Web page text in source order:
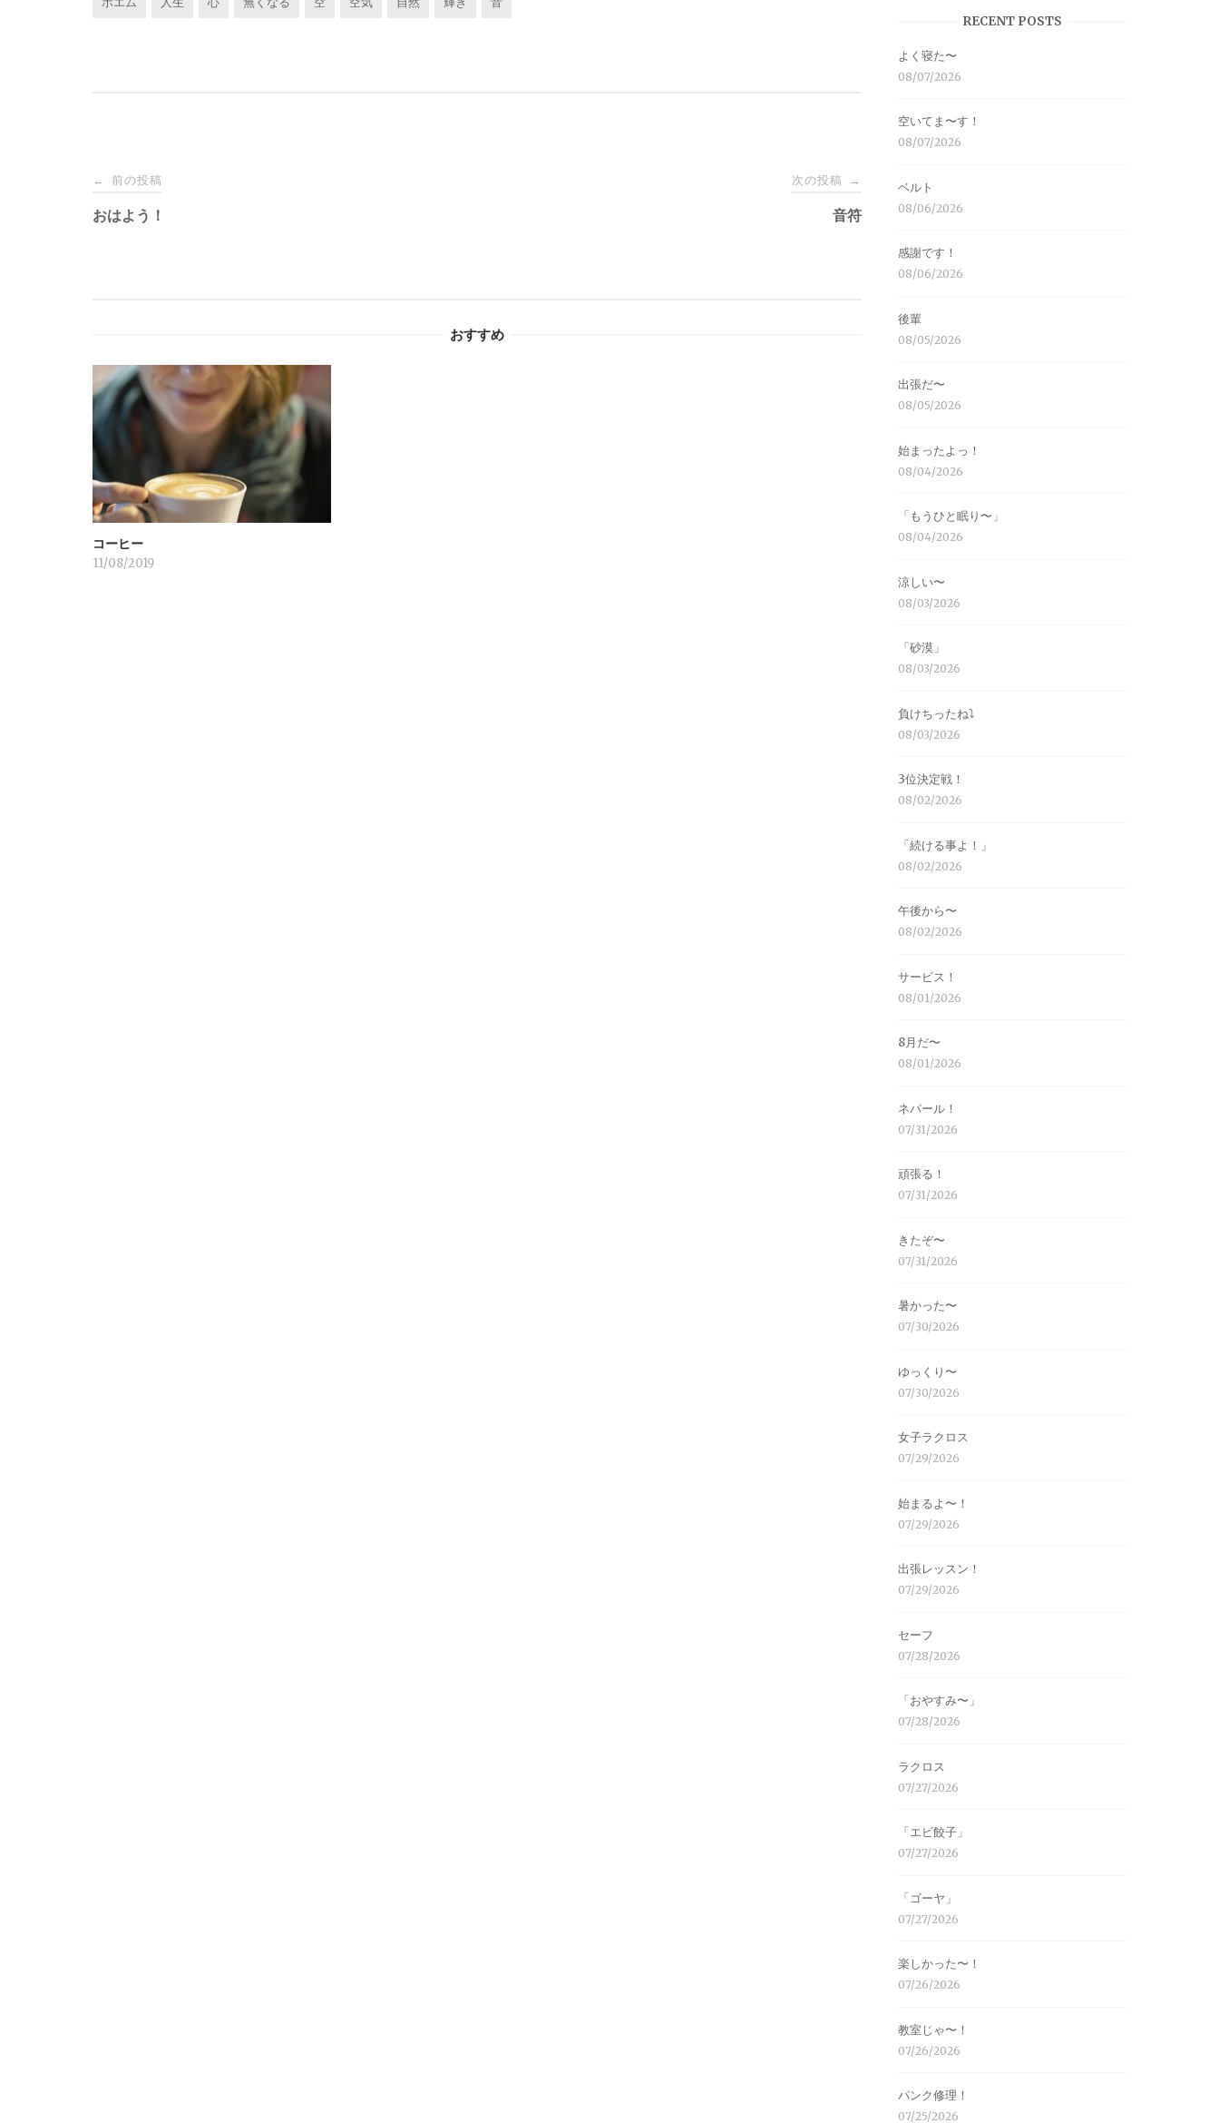
投
稿
ゲ
ー
シ
ョ
ン
← 前の投稿
おはよう！
次の投稿 →
音符
おすすめ
コーヒー
11/08/2019
RECENT POSTS
よく寝た〜
08/07/2026
空いてま〜す！
08/07/2026
ベルト
08/06/2026
感謝です！
08/06/2026
後輩
08/05/2026
出張だ〜
08/05/2026
始まったよっ！
08/04/2026
「もうひと眠り〜」
08/04/2026
涼しい〜
08/03/2026
「砂漠」
08/03/2026
負けちったね⤵︎
08/03/2026
3位決定戦！
08/02/2026
「続ける事よ！」
08/02/2026
午後から〜
08/02/2026
サービス！
08/01/2026
8月だ〜
08/01/2026
ネパール！
07/31/2026
頑張る！
07/31/2026
きたぞ〜
07/31/2026
暑かった〜
07/30/2026
ゆっくり〜
07/30/2026
女子ラクロス
07/29/2026
始まるよ〜！
07/29/2026
出張レッスン！
07/29/2026
セーフ
07/28/2026
「おやすみ〜」
07/28/2026
ラクロス
07/27/2026
「エビ餃子」
07/27/2026
「ゴーヤ」
07/27/2026
楽しかった〜！
07/26/2026
教室じゃ〜！
07/26/2026
パンク修理！
07/25/2026